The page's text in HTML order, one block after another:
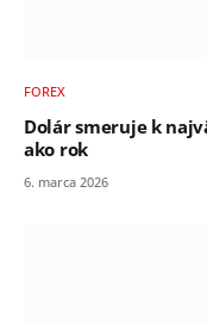
FOREX
Dolár smeruje k
ako rok
6. marca 2026